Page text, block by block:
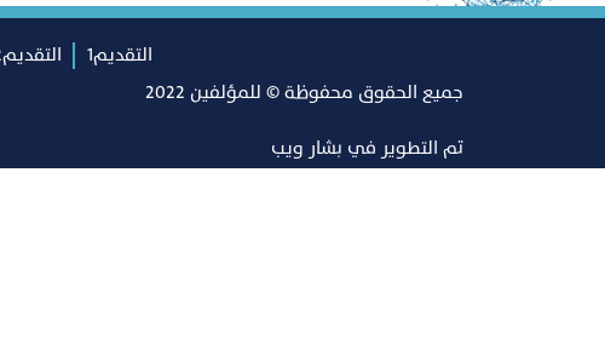
التقديم1 التقديم2
جميع الحقوق محفوظة © للمؤلفين 2022
تم التطوير في بشار ويب